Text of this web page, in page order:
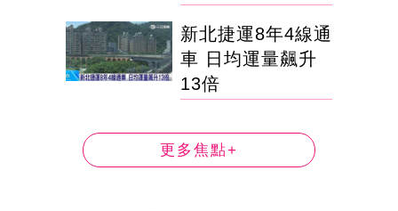
新北捷運8年4線通
車 日均運量飆升
13倍
更多焦點+